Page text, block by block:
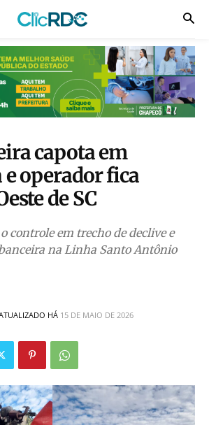
capota em
operador fica
de SC
controle em trecho de declive e
na Linha Santo Antônio
HÁ 15 DE MAIO DE 2026